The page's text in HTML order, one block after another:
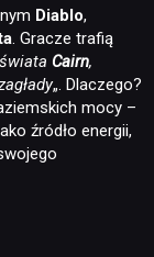
Diablo,
. Gracze trafią
Cairn,
„. Dlaczego?
mocy –
źródło energii,